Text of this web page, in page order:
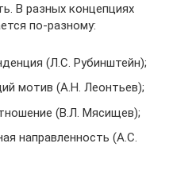
В разных концепциях
по-разному:
(Л.С. Рубинштейн);
мотив (А.Н. Леонтьев);
(В.Л. Мясищев);
направленность (А.С.